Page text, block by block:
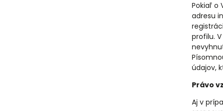
Pokiaľ o
adresu
profilu.
údajov,
Právo
Aj v